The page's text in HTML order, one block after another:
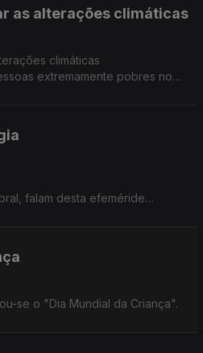
as alterações climáticas
climáticas
extremamente pobres no
falam desta efeméride
se o "Dia Mundial da Criança".